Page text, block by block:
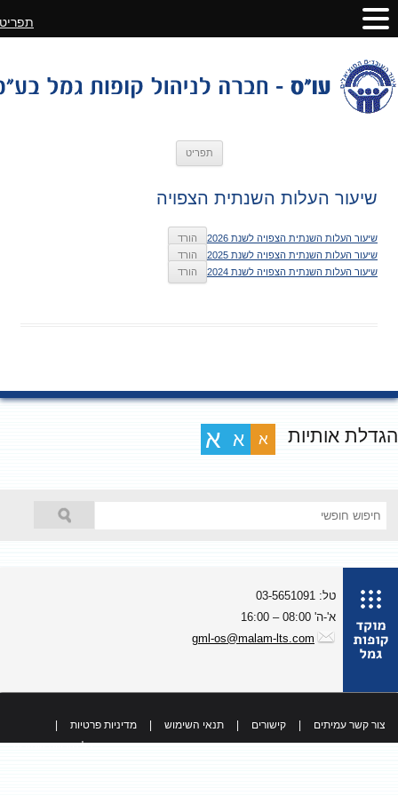
תפריט
שיעור העלות השנתית הצפויה
שיעור העלות השנתית הצפויה לשנת 2026
הורד
שיעור העלות השנתית הצפויה לשנת 2025
הורד
שיעור העלות השנתית הצפויה לשנת 2024
הורד
אותיות א א א
טל: 03-5651091
א'-ה' 08:00 – 16:00
gml-os@malam-lts.com
צור קשר עמיתים קישורים תנאי השימוש מדיניות פרטיות
כל הזכויות שמורות
תפריט